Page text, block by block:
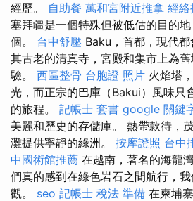
經歷。 自助餐 萬和宮附近推拿 經絡
塞拜疆是一個特殊但被低估的目的
個。 台中舒壓 Baku，首都，現代都
其古老的清真寺，宮殿和集市上為
驗。 西區整骨 台胞證 照片 火焰塔
光，而正宗的巴庫（Bakui）風味只
的旅程。 記帳士 套書 google 關鍵
美麗和歷史的存儲庫。 熱帶款待，
灘提供寧靜的綠洲。 按摩證照 台中
中國術館推薦 在越南，著名的海龍
們真的感到在綠色岩石之間航行，
觀。 seo 記帳士 稅法 準備 在柬埔